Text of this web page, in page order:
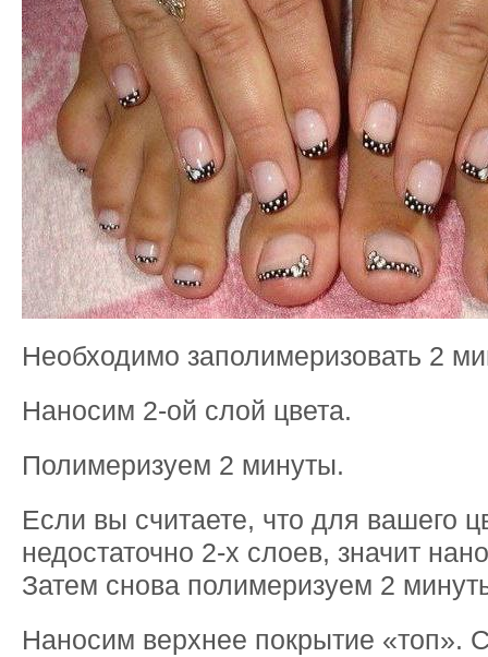
Необходимо заполимеризовать 2
Наносим 2-ой слой цвета.
Полимеризуем 2 минуты.
Если вы считаете, что для вашего
недостаточно 2-х слоев, значит
Затем снова полимеризуем 2
Наносим верхнее покрытие «топ».